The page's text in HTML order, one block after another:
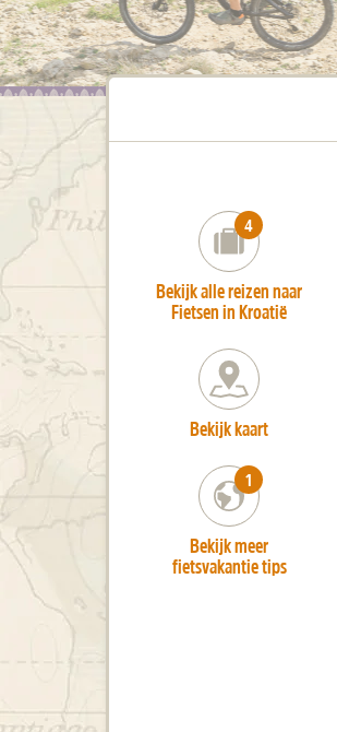
number_of_trips:
4
Bekijk alle reizen naar
Fietsen in Kroatië
Bekijk kaart
number_of_trips:
1
Bekijk meer
fietsvakantie tips